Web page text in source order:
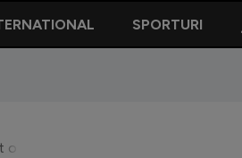
SPORTURI
bună. Va trebui să iau